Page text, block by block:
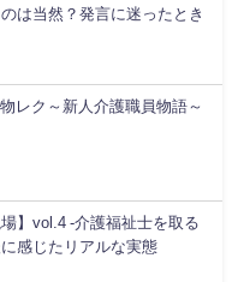
は当然？発言に迷ったとき
レク～新人介護職員物語～
】vol.4 -介護福祉士を取る
感じたリアルな実態